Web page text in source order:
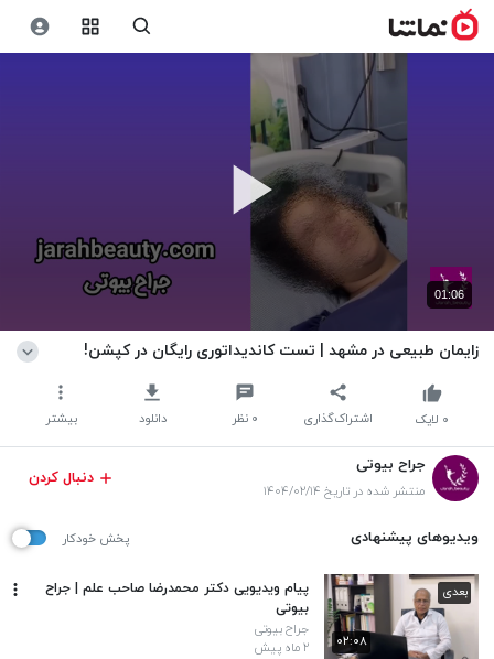
01:06
زایمان طبیعی در مشهد | تست کاندیداتوری رایگان در کپشن!
اشتراک‌گذاری ۰ نظر دانلود بیشتر ۰ لایک
جراح بیوتی
منتشر شده در تاریخ ۱۴۰۴/۰۲/۱۴
دنبال کردن
ویدیوهای پیشنهادی پخش خودکار
۰۲:۰۸
بعدی
پیام ویدیویی دکتر محمدرضا صاحب علم | جراح
بیوتی
جراح بیوتی
۲ ماه پیش